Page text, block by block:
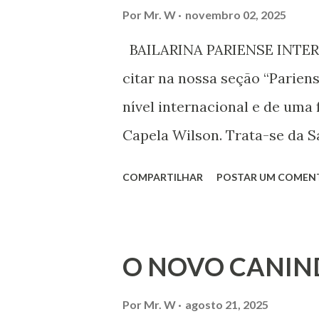
associação, e de participar
Por Mr. W novembro 02, 2025
BAILARINA PARIENSE
citar na nossa seção
nível internacional e de
Capela Wilson. Trata-se da
Iniciou seus estudos em
em 1999, no estilo
estudos neste estilo além de
COMPARTILHAR POSTAR UM
O NOVO
Por Mr. W agosto 21, 2025